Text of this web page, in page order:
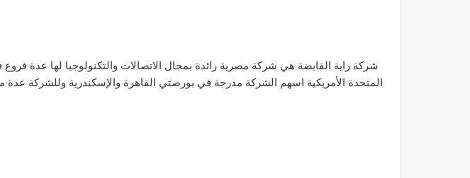
شركة راية القابضة هي شركة مصرية رائدة بمجال الاتصالات والتكنولوجيا لها عدة